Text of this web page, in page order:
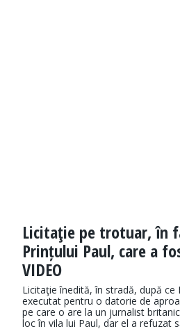
Licitaţie pe trotuar, în
Prințului Paul, care a
VIDEO
Licitaţie înedită, în stradă, după ce
executat pentru o datorie de
pe care o are la un jurnalist
loc în vila lui Paul, dar el a refuzat